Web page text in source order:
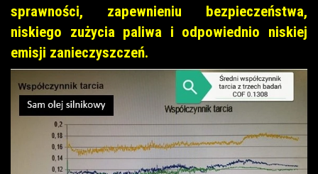
sprawności, zapewnieniu bezpieczeństwa,
niskiego zużycia paliwa i odpowiednio niskiej
emisji zanieczyszczeń.